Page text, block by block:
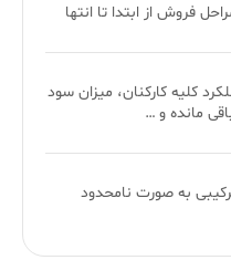
فروش از ابتدا تا انتها
کلیه کارکنان، میزان سود
مانده و …
به صورت نامحدود